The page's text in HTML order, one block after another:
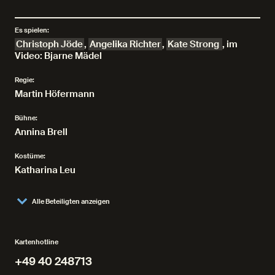
Es spielen:
Christoph Jöde, Angelika Richter, Kate Strong , im
Video: Bjarne Mädel
Alle Beteiligten anzeigen
Regie:
Martin Höfermann
Bühne:
Annina Brell
Kostüme:
Katharina Leu
Kartenhotline
+49 40 248713